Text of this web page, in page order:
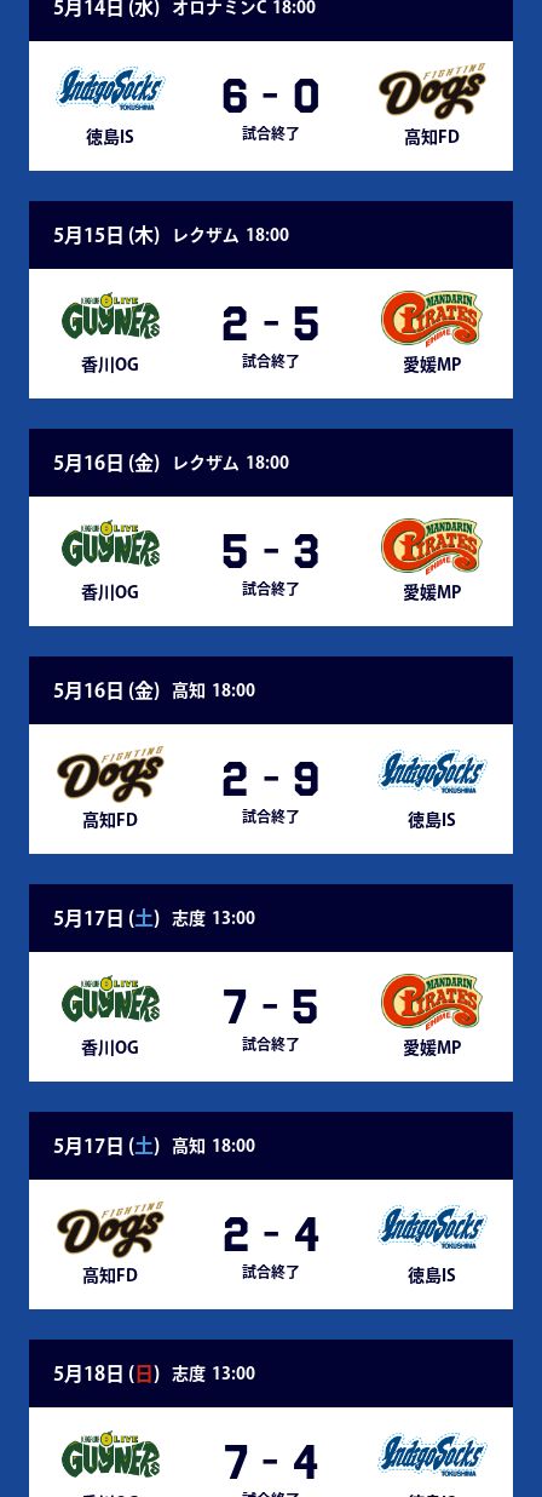
5月14日 (水) オロナミンC 18:00
徳島IS
6 - 0
試合終了 高知FD
5月15日 (木) レクザム 18:00
香川OG
2 - 5
試合終了 愛媛MP
5月16日 (金) レクザム 18:00
香川OG
5 - 3
試合終了 愛媛MP
5月16日 (金) 高知 18:00
高知FD
2 - 9
試合終了 徳島IS
5月17日 (土) 志度 13:00
香川OG
7 - 5
試合終了 愛媛MP
5月17日 (土) 高知 18:00
高知FD
2 - 4
試合終了 徳島IS
5月18日 ( 日 ) 志度 13:00
7 - 4